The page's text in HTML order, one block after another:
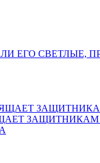
ЕГО СВЕТЛЫЕ,
ЗАЩИТНИКАМ